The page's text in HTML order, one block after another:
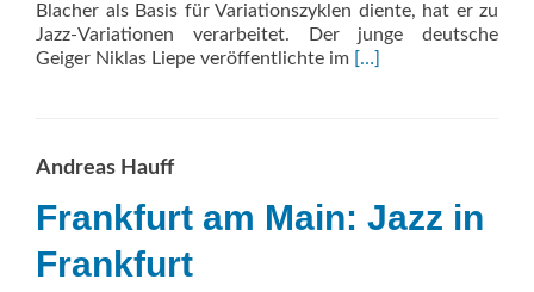
Blacher als Basis für Variationszyklen diente, hat er zu
Jazz-Variationen verarbeitet. Der junge deutsche
Geiger Niklas Liepe veröffentlichte im Read
[…]
Andreas Hauff
Frankfurt am Main: Jazz in
Frankfurt